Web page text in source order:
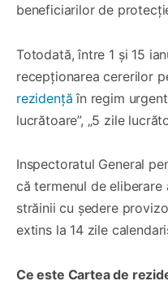
beneficiarilor de
Totodată, între 1 și 15
recepționarea cererilor
rezidențăîn regim urgent
lucrătoare”, „5 zile
Inspectoratul General
că termenul de
străinii cu ședere
extins la 14 zile
Ce este Cartea de